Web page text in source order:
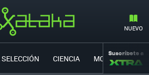
NUEVO
CIENCIA MOVILIDAD
Suscríbete a